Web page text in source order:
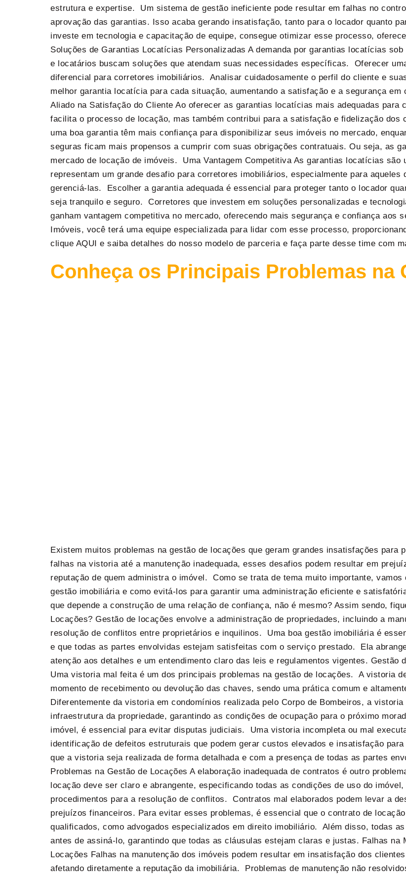
estrutura e expertise. Um sistema de gestão ineficiente pode resultar em falhas no
aprovação das garantias. Isso acaba gerando insatisfação, tanto para o locador quanto
investe em tecnologia e capacitação de equipe, consegue otimizar esse processo,
Soluções de Garantias Locatícias Personalizadas A demanda por garantias locatícias
e locatários buscam soluções que atendam suas necessidades específicas. Oferecer
diferencial para corretores imobiliários. Analisar cuidadosamente o perfil do cliente e
melhor garantia locatícia para cada situação, aumentando a satisfação e a segurança
Aliado na Satisfação do Cliente Ao oferecer as garantias locatícias mais adequadas para
facilita o processo de locação, mas também contribui para a satisfação e fidelização
uma boa garantia têm mais confiança para disponibilizar seus imóveis no mercado,
seguras ficam mais propensos a cumprir com suas obrigações contratuais. Ou seja, as
mercado de locação de imóveis. Uma Vantagem Competitiva As garantias locatícias são
representam um grande desafio para corretores imobiliários, especialmente para
gerenciá-las. Escolher a garantia adequada é essencial para proteger tanto o locador
seja tranquilo e seguro. Corretores que investem em soluções personalizadas e
ganham vantagem competitiva no mercado, oferecendo mais segurança e confiança aos
Imóveis, você terá uma equipe especializada para lidar com esse processo,
clique AQUI e saiba detalhes do nosso modelo de parceria e faça parte desse time com
Conheça os Principais Problemas na
Existem muitos problemas na gestão de locações que geram grandes insatisfações
falhas na vistoria até a manutenção inadequada, esses desafios podem resultar em
reputação de quem administra o imóvel. Como se trata de tema muito importante,
gestão imobiliária e como evitá-los para garantir uma administração eficiente e
que depende a construção de uma relação de confiança, não é mesmo? Assim sendo,
Locações? Gestão de locações envolve a administração de propriedades, incluindo a
resolução de conflitos entre proprietários e inquilinos. Uma boa gestão imobiliária é
e que todas as partes envolvidas estejam satisfeitas com o serviço prestado. Ela
atenção aos detalhes e um entendimento claro das leis e regulamentos vigentes. Gestão
Uma vistoria mal feita é um dos principais problemas na gestão de locações. A vistoria
momento de recebimento ou devolução das chaves, sendo uma prática comum e
Diferentemente da vistoria em condomínios realizada pelo Corpo de Bombeiros, a
infraestrutura da propriedade, garantindo as condições de ocupação para o próximo
imóvel, é essencial para evitar disputas judiciais. Uma vistoria incompleta ou mal
identificação de defeitos estruturais que podem gerar custos elevados e insatisfação
que a vistoria seja realizada de forma detalhada e com a presença de todas as partes
Problemas na Gestão de Locações A elaboração inadequada de contratos é outro
locação deve ser claro e abrangente, especificando todas as condições de uso do
procedimentos para a resolução de conflitos. Contratos mal elaborados podem levar a
prejuízos financeiros. Para evitar esses problemas, é essencial que o contrato de
qualificados, como advogados especializados em direito imobiliário. Além disso, todas
antes de assiná-lo, garantindo que todas as cláusulas estejam claras e justas. Falhas na
Locações Falhas na manutenção dos imóveis podem resultar em insatisfação dos
afetando diretamente a reputação da imobiliária. Problemas de manutenção não